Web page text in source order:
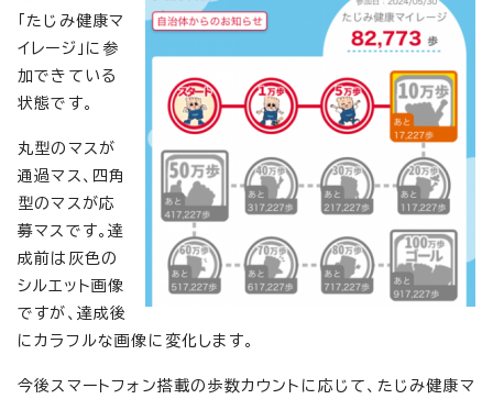
「たじみ健康マ
イレージ」に参
加できている
状態です。
丸型のマスが
通過マス、四角
型のマスが応
募マスです。達
成前は灰色の
シルエット画像
ですが、達成後
にカラフルな画像に変化します。
今後スマートフォン搭載の歩数カウントに応じて、たじみ健康マ